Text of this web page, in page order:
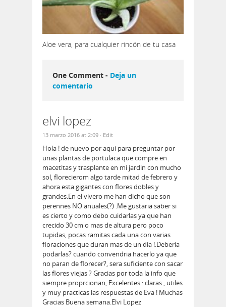
Aloe vera, para cualquier rincón de tu casa
One Comment - Deja un
comentario
elvi lopez
13 marzo 2016 at 2:09 · Edit
Hola ! de nuevo por aqui para preguntar por
unas plantas de portulaca que compre en
macetitas y trasplante en mi jardin con mucho
sol, florecierom algo tarde mitad de febrero y
ahora esta gigantes con flores dobles y
grandes.En el vivero me han dicho que son
perennes NO anuales(?) .Me gustaria saber si
es cierto y como debo cuidarlas ya que han
crecido 30 cm o mas de altura pero poco
tupidas, pocas ramitas cada una con varias
floraciones que duran mas de un dia !.Deberia
podarlas? cuando convendria hacerlo ya que
no paran de florecer?, sera suficiente con sacar
las flores viejas ? Gracias por toda la info que
siempre proprcionan, Excelentes : claras , utiles
y muy practicas las respuestas de Eva ! Muchas
Gracias Buena semana.Elvi Lopez